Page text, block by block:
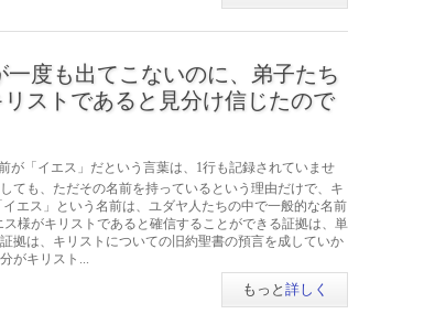
一度も出てこないのに、弟子たち
ストであると見分け信じたので
が「イエス」だという言葉は、1行も記録されていませ
ても、ただその名前を持っているという理由だけで、キ
エス」という名前は、ユダヤ人たちの中で一般的な名前
様がキリストであると確信することができる証拠は、単
拠は、キリストについての旧約聖書の預言を成していか
がキリスト...
もっと 詳しく